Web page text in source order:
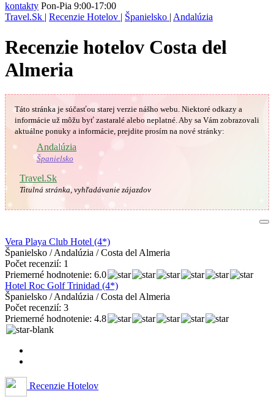
kontakty Pon-Pia 9:00-17:00
Travel.Sk | Recenzie Hotelov | Španielsko | Andalúzia
Recenzie hotelov Costa del
Almeria
Táto stránka je súčasťou starej verzie nášho webu. Niektoré odkazy a
informácie už môžu byť zastaralé alebo neplatné.Aby sa Vám zobrazovali
aktuálne ponuky a informácie, prejdite prosím na nové stránky:
Andalúzia
Španielsko
Travel.Sk
Titulná stránka, vyhľadávanie zájazdov
Vera Playa Club Hotel (4*)
Španielsko / Andalúzia / Costa del Almeria
Počet recenzií: 1
Priemerné hodnotenie: 6.0
Hotel Roc Golf Trinidad (4*)
Španielsko / Andalúzia / Costa del Almeria
Počet recenzií: 3
Priemerné hodnotenie: 4.8
Recenzie Hotelov